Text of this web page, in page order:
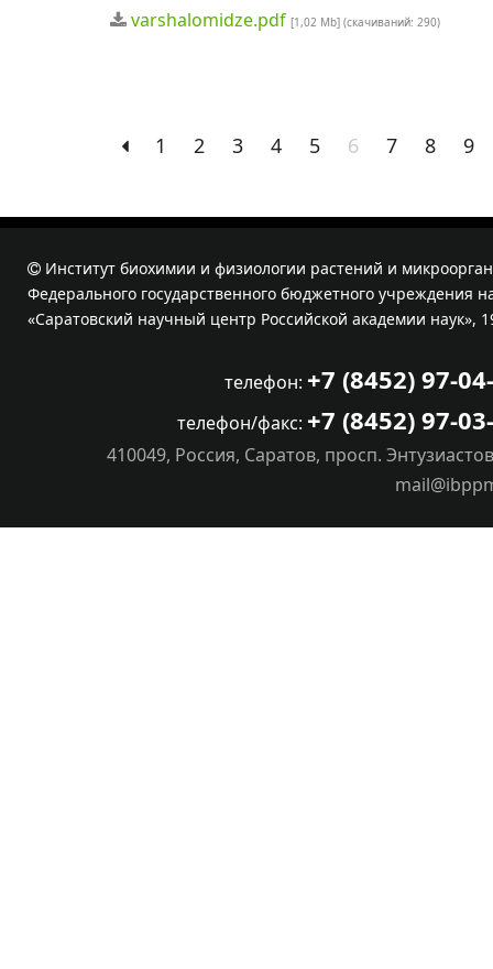
varshalomidze.pdf [1,02 Mb] (cкачиваний: 290)
1 2 3 4 5 6 7 8 9
Институт биохимии и физиологии растений и
Федерального государственного бюджетного учреждения
«Саратовский научный центр Российской академии наук»,
телефон: +7 (8452) 97-
телефон/факс: +7 (8452) 97-
410049, Россия, Саратов, просп.